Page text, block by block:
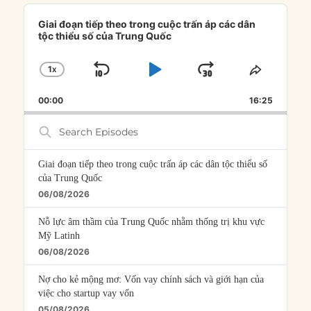
Audio
Player
Giai đoạn tiếp theo trong cuộc trấn áp các dân
tộc thiểu số của Trung Quốc
CHANGE
RATE
1X
SKIP
PLAYJUMP
FORWARD
SHARE
00:00 16:25
Search
Episodes
Giai đoạn tiếp theo trong cuộc trấn áp các dân tộc thiểu số
của Trung Quốc
06/08/2026
Nỗ lực âm thầm của Trung Quốc nhằm thống trị khu vực
Mỹ Latinh
06/08/2026
Nợ cho kẻ mộng mơ: Vốn vay chính sách và giới hạn của
việc cho startup vay vốn